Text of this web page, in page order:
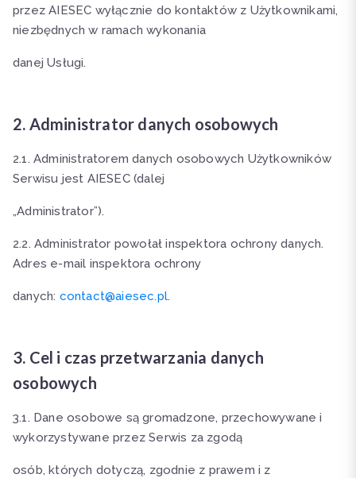
przez AIESEC wyłącznie do kontaktów z Użytkownikami,
niezbędnych w ramach wykonania
danej Usługi.
2. Administrator danych osobowych
2.1. Administratorem danych osobowych Użytkowników
Serwisu jest AIESEC (dalej
„Administrator”).
2.2. Administrator powołał inspektora ochrony danych.
Adres e-mail inspektora ochrony
danych: contact@aiesec.pl.
3. Cel i czas przetwarzania danych
osobowych
3.1. Dane osobowe są gromadzone, przechowywane i
wykorzystywane przez Serwis za zgodą
osób, których dotyczą, zgodnie z prawem i z